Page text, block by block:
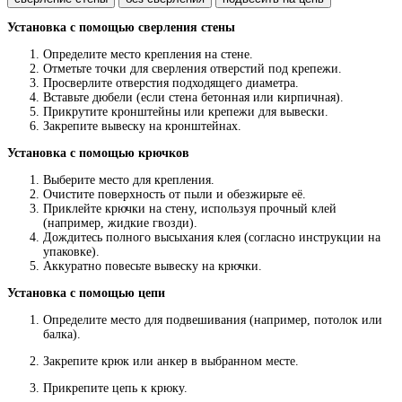
Установка с помощью сверления стены
Определите место крепления на стене.
Отметьте точки для сверления отверстий под крепежи.
Просверлите отверстия подходящего диаметра.
Вставьте дюбели (если стена бетонная или кирпичная).
Прикрутите кронштейны или крепежи для вывески.
Закрепите вывеску на кронштейнах.
Установка с помощью крючков
Выберите место для крепления.
Очистите поверхность от пыли и обезжирьте её.
Приклейте крючки на стену, используя прочный клей
(например, жидкие гвозди).
Дождитесь полного высыхания клея (согласно инструкции на
упаковке).
Аккуратно повесьте вывеску на крючки.
Установка с помощью цепи
Определите место для подвешивания (например, потолок или
балка).
Закрепите крюк или анкер в выбранном месте.
Прикрепите цепь к крюку.